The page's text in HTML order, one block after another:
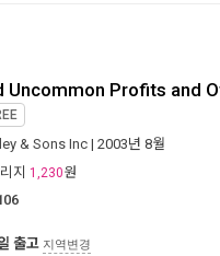
Uncommon Profits and
& Sons Inc | 2003년 8월
지 1,230원
출고 지역변경